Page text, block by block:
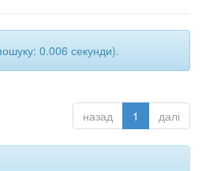
0.006 секунди).
назад 1 далі